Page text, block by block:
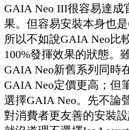
GAIA Neo III很容易達成
果。但容易安裝本身也
所以不如說GAIA Neo比
100%發揮效果的狀態。
GAIA Neo新舊系列同時
GAIA Neo定價更高；但
選擇GAIA Neo。先不論
對消費者更友善的安裝